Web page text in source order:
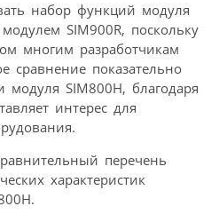
набор функций модуля
SIM900R, поскольку
многим разработчикам
сравнение показательно
SIM800H, благодаря
интерес для
перечень
характеристик